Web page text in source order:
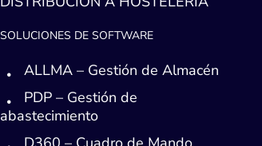
SOLUCIONES DE SOFTWARE
ALLMA – Gestión de Almacén
PDP – Gestión de
abastecimiento